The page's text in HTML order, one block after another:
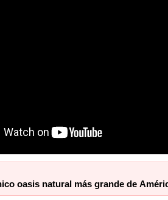
oasis natural más grande de